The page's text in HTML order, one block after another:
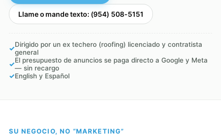
Llame o mande texto: (954) 508-5151
✓Dirigido por un ex techero (roofing) licenciado y contratista
general
✓El presupuesto de anuncios se paga directo a Google y Meta
— sin recargo
✓English y Español
SU NEGOCIO, NO “MARKETING”